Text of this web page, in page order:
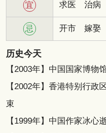
宜 求医 治病
忌 开市 嫁娶
历史今天
【2003年】中国国家博物
【2002年】香港特别行政
束
【1999年】中国作家冰心